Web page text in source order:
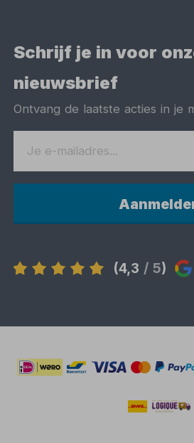
Schrijf je in voor
nieuwsbrief
Ontvang de laatste acties in je
(4,3 / 5)